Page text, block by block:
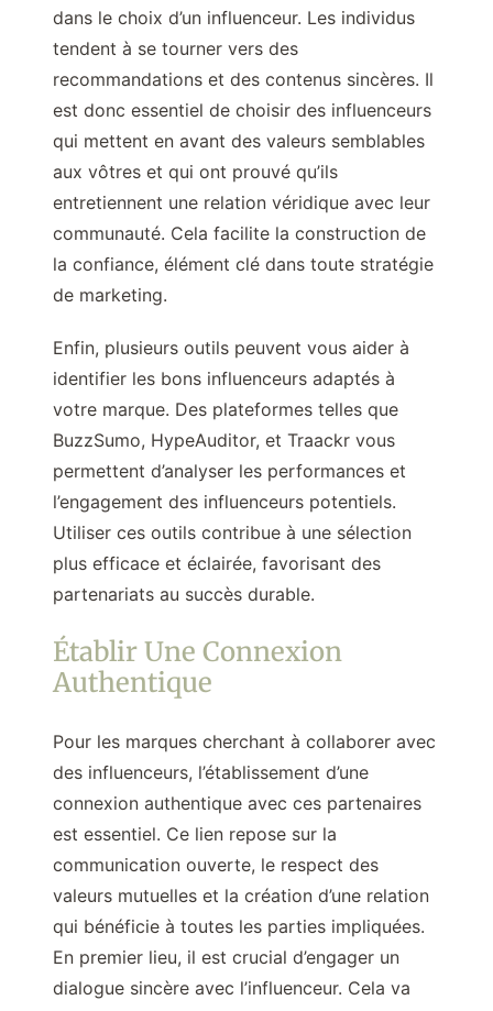
dans le choix d’un influenceur. Les individus
tendent à se tourner vers des
recommandations et des contenus sincères. Il
est donc essentiel de choisir des influenceurs
qui mettent en avant des valeurs semblables
aux vôtres et qui ont prouvé qu’ils
entretiennent une relation véridique avec leur
communauté. Cela facilite la construction de
la confiance, élément clé dans toute stratégie
de marketing.
Enfin, plusieurs outils peuvent vous aider à
identifier les bons influenceurs adaptés à
votre marque. Des plateformes telles que
BuzzSumo, HypeAuditor, et Traackr vous
permettent d’analyser les performances et
l’engagement des influenceurs potentiels.
Utiliser ces outils contribue à une sélection
plus efficace et éclairée, favorisant des
partenariats au succès durable.
Établir Une Connexion
Authentique
Pour les marques cherchant à collaborer avec
des influenceurs, l’établissement d’une
connexion authentique avec ces partenaires
est essentiel. Ce lien repose sur la
communication ouverte, le respect des
valeurs mutuelles et la création d’une relation
qui bénéficie à toutes les parties impliquées.
En premier lieu, il est crucial d’engager un
dialogue sincère avec l’influenceur. Cela va